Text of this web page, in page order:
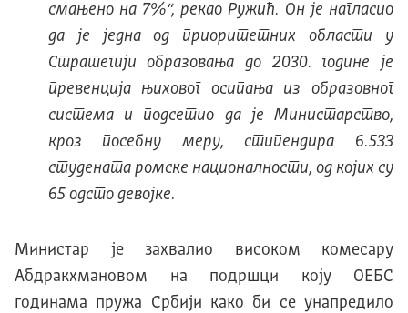
смањено на 7%“, рекао Ружић. Он је нагласио
да је једна од приоритетних области у
Стратегији образовања до 2030. године је
превенција њиховог осипања из образовног
система и подсетио да је Министарство,
кроз посебну меру, стипендира 6.533
студената ромске националности, од којих су
65 одсто девојке.
Министар је захвалио високом комесару
Абдракхмановом на подршци коју ОЕБС
годинама пружа Србији како би се унапредило